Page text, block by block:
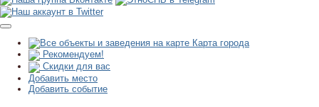
Карта города
Рекомендуем!
Скидки для вас
Добавить место
Добавить событие